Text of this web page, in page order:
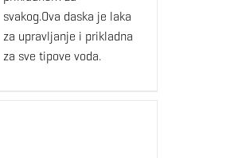
svakog.Ova daska je laka
za upravljanje i prikladna
za sve tipove voda.